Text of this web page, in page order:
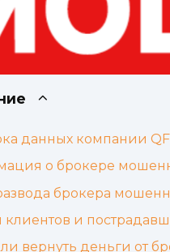
данных компании
о брокере
брокера
и
вернуть деньги от